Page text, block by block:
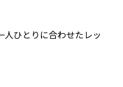
人ひとりに合わせたレッ